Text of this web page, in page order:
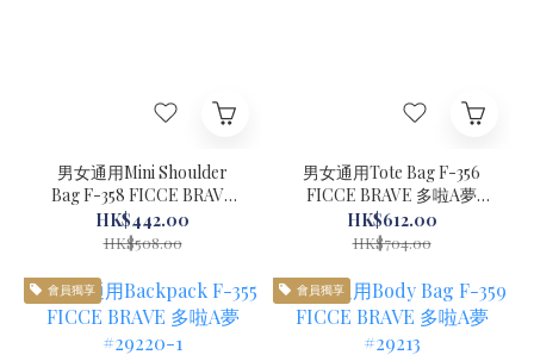
男女通用Mini Shoulder
Bag F-358 FICCE BRAVE
多啦A夢 #29216
HK$442.00
HK$508.00
男女通用Tote Bag F-356
FICCE BRAVE 多啦A夢
#29215
HK$612.00
HK$704.00
會員獨享 會員獨享